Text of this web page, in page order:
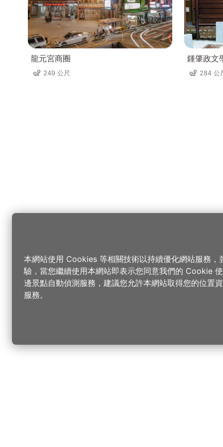
龍元宮商圈
249 公尺
鍾肇政文
284 公
本網站使用 Cookies 等相關技術以持續優化網站服務，
驗，當您繼續使用本網站即表示您同意我們的 Cookie
邊景點自動偵測服務，建議您允許本網站取得您的位置
服務。